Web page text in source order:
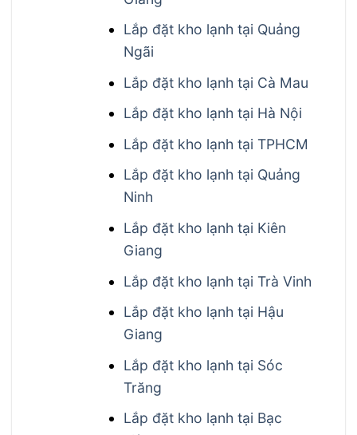
Lắp đặt kho lạnh tại Quảng
Ngãi
Lắp đặt kho lạnh tại Cà Mau
Lắp đặt kho lạnh tại Hà Nội
Lắp đặt kho lạnh tại TPHCM
Lắp đặt kho lạnh tại Quảng
Ninh
Lắp đặt kho lạnh tại Kiên
Giang
Lắp đặt kho lạnh tại Trà Vinh
Lắp đặt kho lạnh tại Hậu
Giang
Lắp đặt kho lạnh tại Sóc
Trăng
Lắp đặt kho lạnh tại Bạc